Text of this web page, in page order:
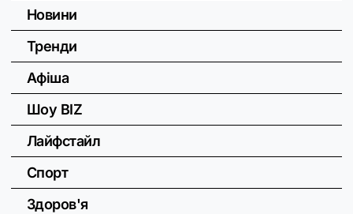
Новини
Тренди
Афіша
Шоу BIZ
Лайфстайл
Спорт
Здоров'я